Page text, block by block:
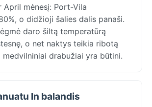
April mėnesį: Port-Vila
o didžioji šalies dalis panaši.
daro šiltą temperatūrą
o net naktys teikia ribotą
medvilniniai drabužiai yra būtini.
In balandis